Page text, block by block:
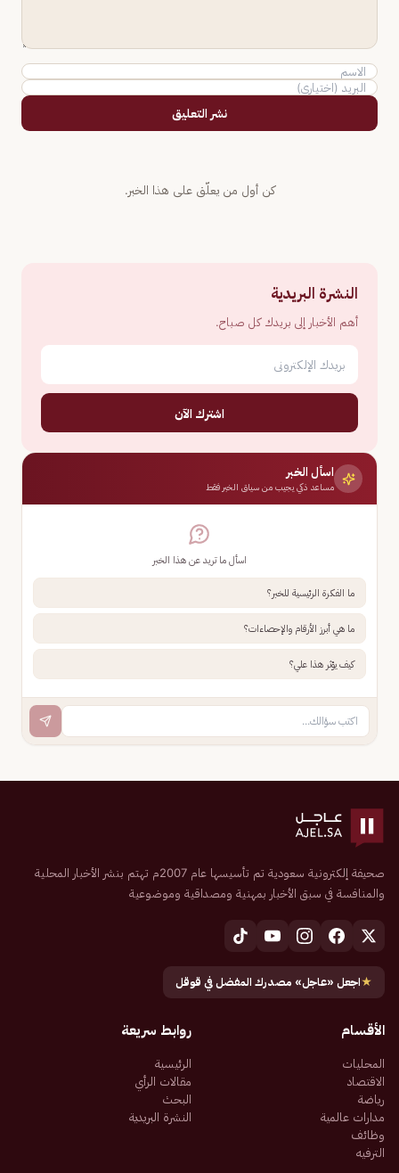
نشر التعليق
كن أول من يعلّق على هذا الخبر.
النشرة البريدية
أهم الأخبار إلى بريدك كل صباح.
اشترك الآن
اسأل الخبر
مساعد ذكي يجيب من سياق الخبر فقط
اسأل ما تريد عن هذا الخبر
ما الفكرة الرئيسية للخبر؟
ما هي أبرز الأرقام والإحصاءات؟
كيف يؤثر هذا علي؟
صحيفة إلكترونية سعودية تم تأسيسها عام 2007م تهتم بنشر الأخبار المحلية
والمنافسة في سبق الأخبار بمهنية ومصداقية وموضوعية
★اجعل «عاجل» مصدرك المفضل في قوقل
الأقسام
المحليات
الاقتصاد
رياضة
مدارات عالمية
وظائف
الترفيه
روابط سريعة
الرئيسية
مقالات الرأي
البحث
النشرة البريدية